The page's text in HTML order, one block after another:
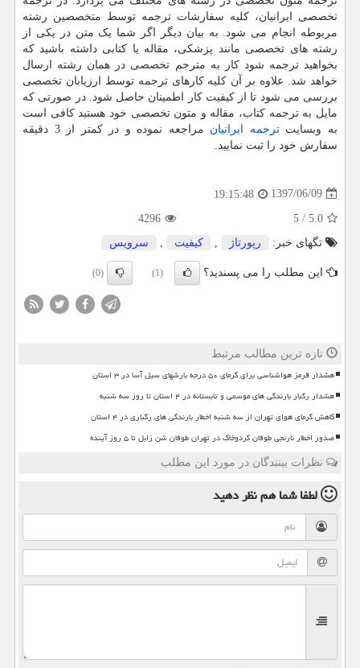
تخصصی ایرانیان، کلیه سفارشات ترجمه توسط متخصصین رشته
مربوطه انجام می شود. به بیان دیگر اگر شما یک متن در یکی از
رشته های تخصصی مانند پزشکی، مقاله یا کتابی داشته باشید که
بخواهید ترجمه شود کار به مترجم تخصصی در همان رشته ارسال
خواهد شد. علاوه بر آن کلیه کارهای ترجمه توسط ارزیابان تخصصی
بررسی می شود تا از کیفیت کار اطمینان حاصل شود. در صورتی که
مایل به ترجمه کتاب، مقاله و متون تخصصی خود هستید کافی است
به وبسایتترجمه ایرانیان
مراجعه نموده و در کمتر از 3 دقیقه
سفارش خود را ثبت نمایید.
1397/06/09
19:15:48
5.0
/
5
4296
تگهای خبر:
رپورتاژ كیفیت سرویس
این مطلب را می پسندید؟ (1)
(0)
تازه ترین مطالب مرتبط
هشدار قرمز هواشناسی برای گرمای ۵۰ درجه بارشهای سیل آسا در ۳ استان
هشدار رگبار بارندگی های موسمی و تابستانه در ۴ استان تا روز سه شنبه
کاهش گرمای هوای تهران از سه شنبه اخطار بارندگی های رگباری در ۴ استان
صدور اخطار نارنجی طوفان گردوخاک در تهران طوفان شن زابل تا ۵ روز آینده
نظرات بینندگان در مورد این مطلب
لطفا شما همنظر دهید